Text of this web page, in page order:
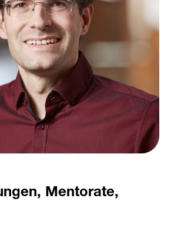
Mentorate,